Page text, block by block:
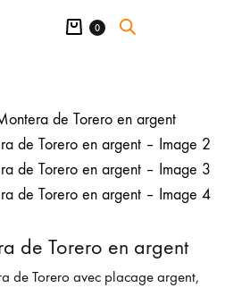
Panier
0
de Torero en argent
de Torero avec placage argent,